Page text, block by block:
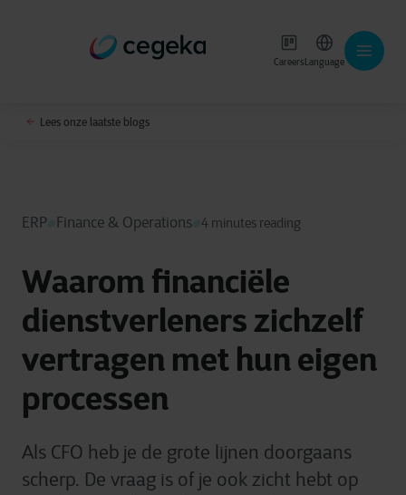
CareersLanguage
Lees onze laatste blogs
ERP Finance & Operations 4 minutes reading
Waarom financiële
dienstverleners zichzelf
vertragen met hun eigen
processen
Als CFO heb je de grote lijnen doorgaans
scherp. De vraag is of je ook zicht hebt op